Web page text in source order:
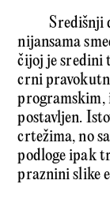
Središnji
nijansama
čijoj je sredini
crni
programskim,
postavljen.
crtežima, no
podloge ipak
praznini slike